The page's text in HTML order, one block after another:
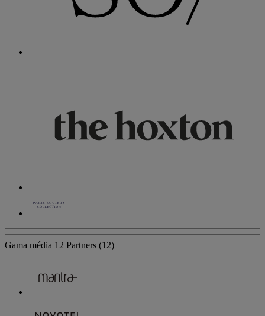
Gama média 12 Partners (12)